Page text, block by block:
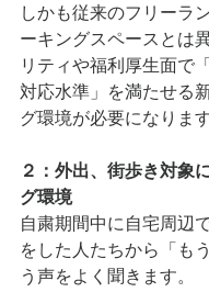
しかも従来のフリーラ
ーキングスペースとは
リティや福利厚⽣⾯で
対応⽔準」を満たせる
グ環境が必要になります
２：外出、街歩き対象
グ環境
⾃粛期間中に⾃宅周辺
をした⼈たちから「も
う声をよく聞きます。